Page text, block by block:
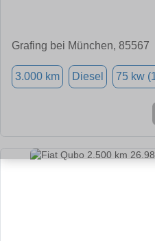
Grafing bei München, 85567
3.000 km Diesel 75 kw